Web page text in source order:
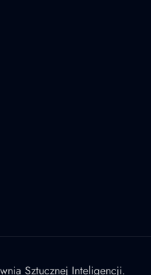
Sztucznej Inteligencji.